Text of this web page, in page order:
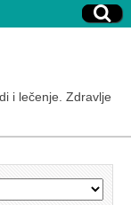
i lečenje. Zdravlje